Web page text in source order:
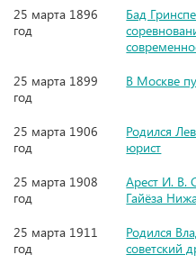
25 марта 1896
год
Бад
25 марта 1899
год
В Москве
25 марта 1906
год
Родился
юрист
25 марта 1908
год
Арест И. В.
Гайёза
25 марта 1911
год
Родился
советский